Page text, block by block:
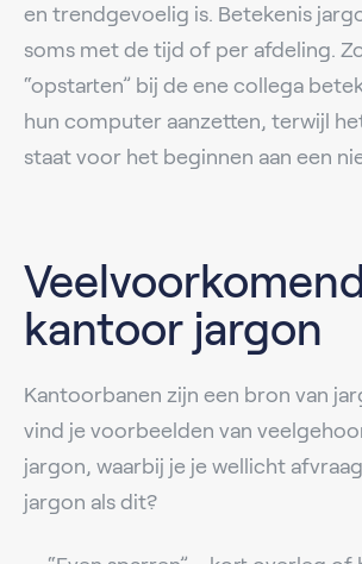
en trendgevoelig is. Betekenis
soms met de tijd of per afdeling.
“opstarten” bij de ene collega
hun computer aanzetten, terwijl
staat voor het beginnen aan een
kantoor jargon
Kantoorbanen zijn een bron van
vind je voorbeelden van
jargon, waarbij je je wellicht
jargon als dit?